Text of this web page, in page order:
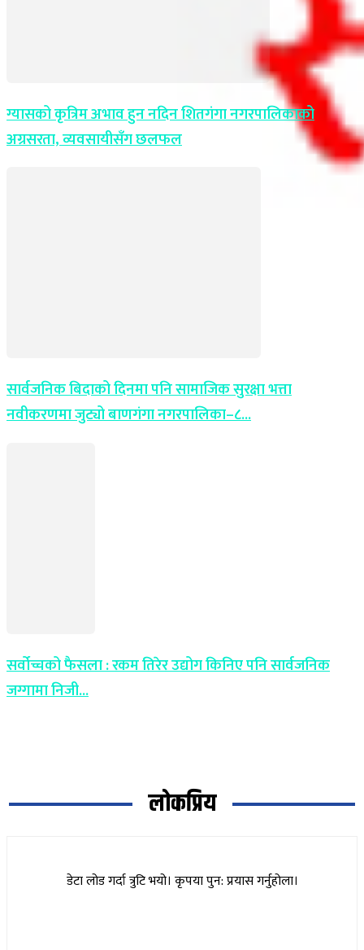
ग्यासको कृत्रिम अभाव हुन नदिन शितगंगा नगरपालिकाको
अग्रसरता, व्यवसायीसँग छलफल
सार्वजनिक बिदाको दिनमा पनि सामाजिक सुरक्षा भत्ता
नवीकरणमा जुट्यो बाणगंगा नगरपालिका–८...
सर्वोच्चको फैसला : रकम तिरेर उद्योग किनिए पनि सार्वजनिक
जग्गामा निजी...
लोकप्रिय
डेटा लोड गर्दा त्रुटि भयो। कृपया पुन: प्रयास गर्नुहोला।